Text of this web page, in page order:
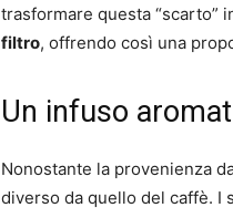
trasformare questa “scarto”
filtro, offrendo così una
Un infuso
Nonostante la provenienza
diverso da quello del caffè. I